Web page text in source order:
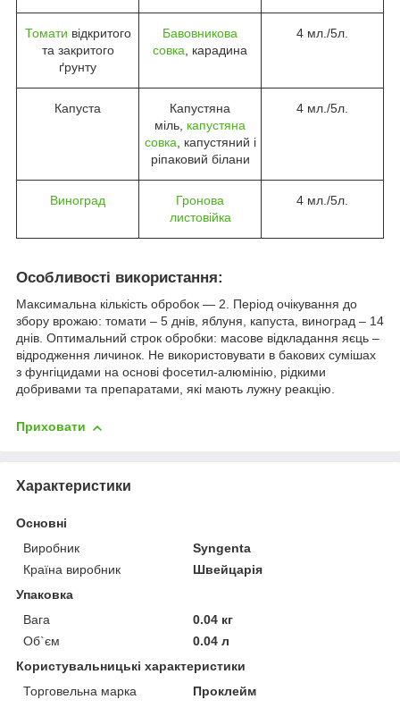
Томати відкритого
та закритого
ґрунту
Бавовникова
совка , карадина
4 мл./5л.
Капуста
Капустяна
міль, капустяна
совка , капустяний і
ріпаковий білани
4 мл./5л.
Виноград
Гронова
листовійка
4 мл./5л.
Особливості використання:
Максимальна кількість обробок — 2. Період очікування до
збору врожаю: томати – 5 днів, яблуня, капуста, виноград – 14
днів. Оптимальний строк обробки: масове відкладання яєць –
відродження личинок. Не використовувати в бакових сумішах
з фунгіцидами на основі фосетил-алюмінію, рідкими
добривами та препаратами, які мають лужну реакцію.
Приховати
Характеристики
Основні
Виробник
Syngenta
Країна виробник
Швейцарія
Упаковка
Вага
0.04 кг
Об`єм
0.04 л
Користувальницькі характеристики
Торговельна марка
Проклейм